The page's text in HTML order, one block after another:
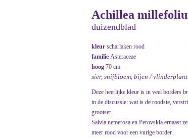
Achillea
duizendblad
kleur scharlaken rood
familie Asteraceae
hoog 70 cm
sier, snijbloem, bijen / vlinderplant
Deze heerlijke kleur is in veel borders
in de discussie: wat is de roodste,
grootser.
Salvia nemerosa en Perovskia ernaast
meer rood voor een vurige border.